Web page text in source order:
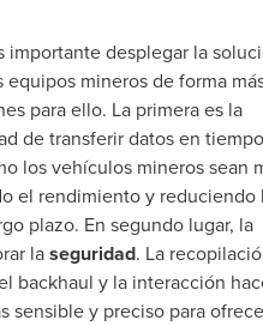
importante desplegar la
equipos mineros de forma
para ello. La primera es la
de transferir datos en
los vehículos mineros sean
el rendimiento y reduciendo
plazo. En segundo lugar, la
laseguridad. La
backhaul y la interacción
sensible y preciso para